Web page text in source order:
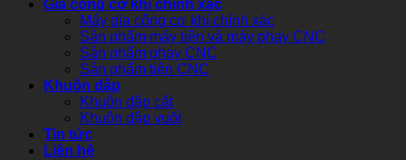
Gia công cơ khí chính xác
Máy gia công cơ khí chính xác
Sản phẩm máy tiện và máy phay CNC
Sản phẩm phay CNC
Sản phẩm tiện CNC
Khuôn dập
Khuôn dập cắt
Khuôn dập vuốt
Tin tức
Liên hệ